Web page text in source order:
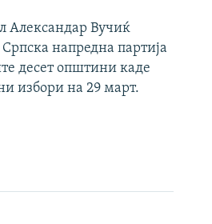
Александар Вучиќ
напредна партија
десет општини каде
избори на 29 март.